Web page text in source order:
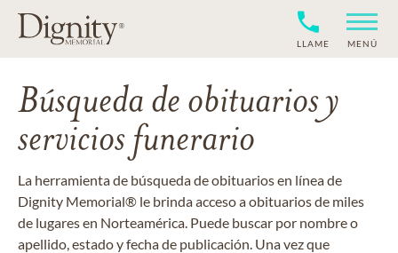
LLAME MENÚ
Búsqueda de obituarios y
servicios funerario
La herramienta de búsqueda de obituarios en línea de
Dignity Memorial® le brinda acceso a obituarios de miles
de lugares en Norteamérica. Puede buscar por nombre o
apellido, estado y fecha de publicación. Una vez que